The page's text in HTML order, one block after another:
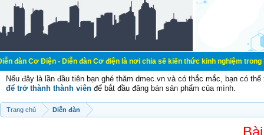
- Diễn đàn Cơ điện là nơi chia sẽ kiến thức kinh nghiệm trong lãnh
Nếu đây là lần đầu tiên bạn ghé thăm dmec.vn và có thắc mắc, bạn có
để trở thành thành viên để bắt đầu đăng bán sản phẩm của mình.
Trang chủ Diễn đàn